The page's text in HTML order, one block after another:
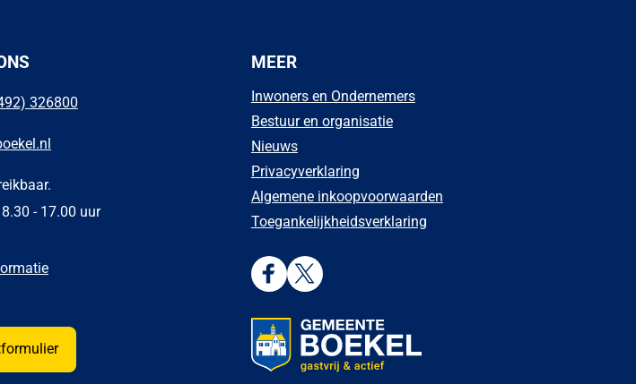
326800
- 17.00 uur
MEER
Inwoners en Ondernemers
Bestuur en organisatie
Nieuws
Privacyverklaring
Algemene inkoopvoorwaarden
Toegankelijkheidsverklaring